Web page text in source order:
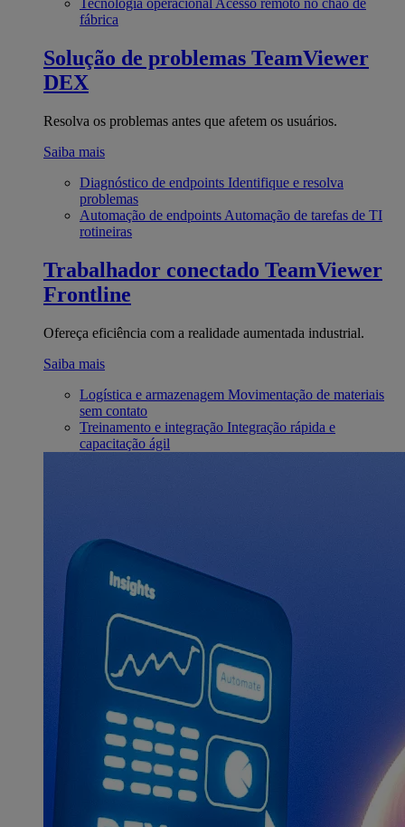
Tecnologia operacional Acesso remoto no chão de
fábrica
Solução de problemas TeamViewer
DEX
Resolva os problemas antes que afetem os usuários.
Saiba mais
Diagnóstico de endpoints Identifique e resolva
problemas
Automação de endpoints Automação de tarefas de TI
rotineiras
Trabalhador conectado TeamViewer
Frontline
Ofereça eficiência com a realidade aumentada industrial.
Saiba mais
Logística e armazenagem Movimentação de materiais
sem contato
Treinamento e integração Integração rápida e
capacitação ágil